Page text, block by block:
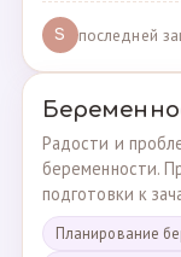
S последней
Радости и
беременности.
подготовки к
Планирование